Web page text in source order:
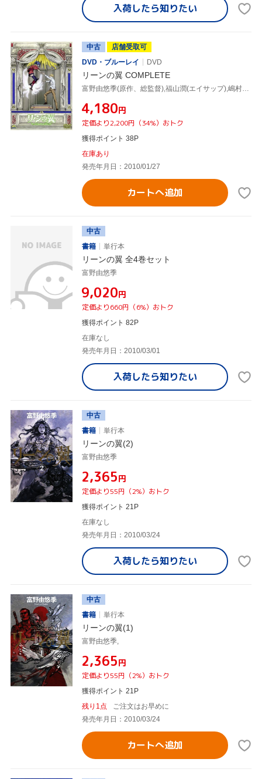
入荷したら知りたい
中古
店舗受取可
DVD・ブルーレイ
DVD
リーンの翼 COMPLETE
富野由悠季(原作、総監督),福山潤(エイサップ),嶋村侑(リュクス),工藤昌史(キャラクターデザイン),樋口康雄(音楽)
¥4,180円
定価より2,200円（34%）おトク
獲得ポイント 38P
在庫あり
発売年月日：2010/01/27
カートへ追加
中古
書籍
単行本
リーンの翼 全4巻セット
富野由悠季
¥9,020円
定価より660円（6%）おトク
獲得ポイント 82P
在庫なし
発売年月日：2010/03/01
入荷したら知りたい
中古
書籍
単行本
リーンの翼(2)
富野由悠季
¥2,365円
定価より55円（2%）おトク
獲得ポイント 21P
在庫なし
発売年月日：2010/03/24
入荷したら知りたい
中古
書籍
単行本
リーンの翼(1)
富野由悠季,
¥2,365円
定価より55円（2%）おトク
獲得ポイント 21P
残り1点
ご注文はお早めに
発売年月日：2010/03/24
カートへ追加